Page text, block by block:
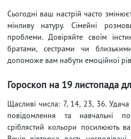
Сьогодні ваш настрій часто
мінливу натуру. Сімейні
проблеми. Довіряйте своїм
братами, сестрами чи
допоможе вам набути емоційної
Гороскоп на 19 листопада
Щасливі числа: 7, 14, 23, 36.
повідомлення та навчальні
сріблястий кольори посилюють